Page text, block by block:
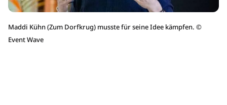
Maddi Kühn (Zum Dorfkrug) musste für seine Idee kämpfen. ©
Event Wave